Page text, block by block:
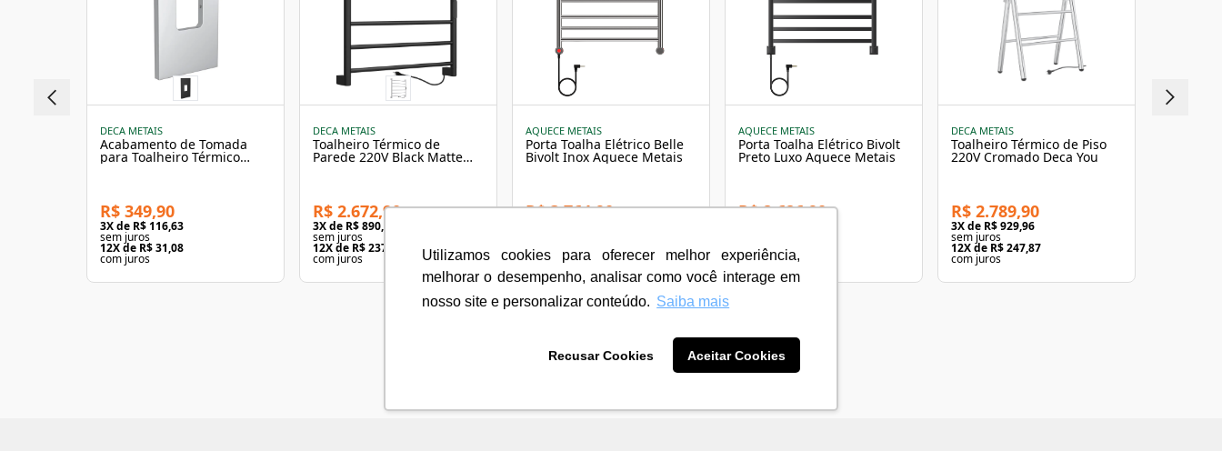
Utilizamos cookies para oferecer melhor experiência,
melhorar o desempenho, analisar como você interage em
nosso site e personalizar conteúdo. Saiba mais
Recusar Cookies Aceitar Cookies
DECA METAIS
Acabamento de Tomada
para Toalheiro Térmico
Deca You Cromado
R$ 349,90
3X de R$ 116,63
sem juros
12X de R$ 31,08
com juros
DECA METAIS
Toalheiro Térmico de
Parede 220V Black Matte
R$ 2.672,90
3X de R$ 890,96
sem juros
12X de R$ 237,48
com juros
AQUECE METAIS
Porta Toalha Elétrico Belle
Bivolt Inox Aquece Metais
R$ 3.764,90
12 R$ 334,50
com juros
AQUECE METAIS
Porta Toalha Elétrico Bivolt
Preto Luxo Aquece Metais
R$ 2.626,90
X de R$ 233,39
com juros
DECA METAIS
Toalheiro Térmico de Piso
220V Cromado Deca You
R$ 2.789,90
3X de R$ 929,96
sem juros
12X de R$ 247,87
com juros